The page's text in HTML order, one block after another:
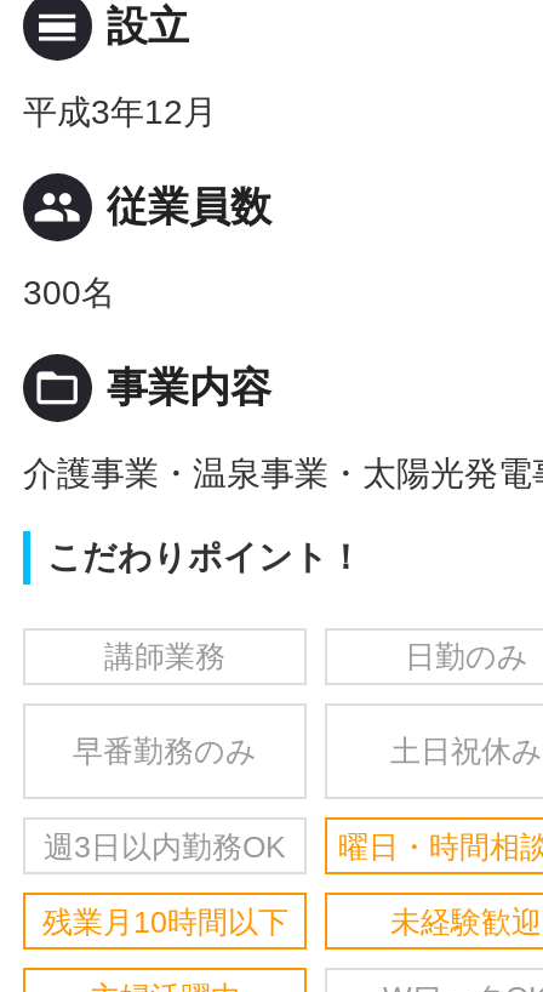
calendar_view_day 設立
平成3年12月
people 従業員数
300名
folder_open 事業内容
介護事業・温泉事業・太陽光発
こだわりポイント！
講師業務 日勤のみ
早番勤務のみ 土日祝休み
週3日以内勤務OK 曜日・時間相
残業月10時間以下 未経験歓迎